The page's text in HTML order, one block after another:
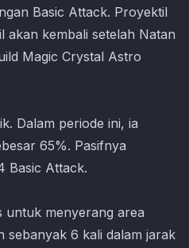
Basic Attack. Proyektil
kembali setelah Natan
Magic Crystal Astro
Dalam periode ini, ia
65%. Pasifnya
Basic Attack.
untuk menyerang area
sebanyak 6 kali dalam jarak